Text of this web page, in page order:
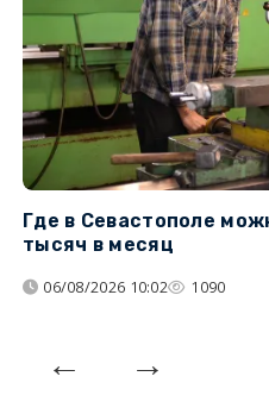
Где в Севастополе
тысяч в месяц
06/08/2026 10:02 1090